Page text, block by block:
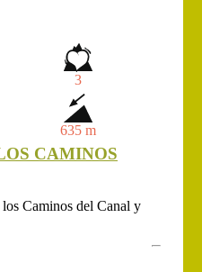
3
635 m
CAMINOS
Caminos del Canal y